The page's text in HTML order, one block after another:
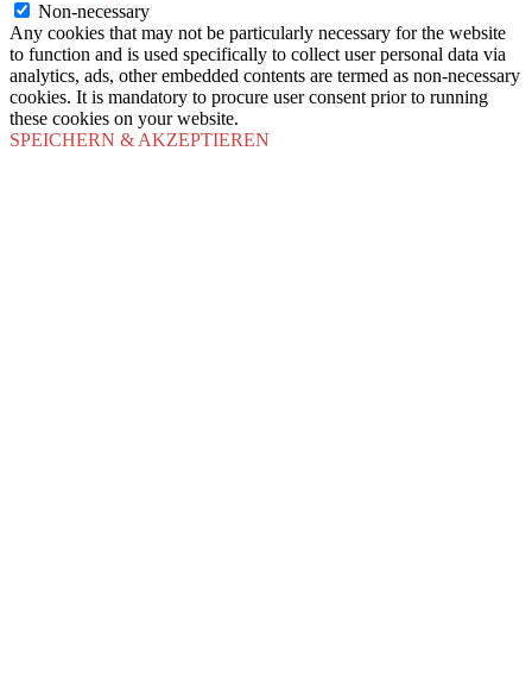
Non-necessary
Any cookies that may not be particularly necessary for the website
to function and is used specifically to collect user personal data via
analytics, ads, other embedded contents are termed as non-necessary
cookies. It is mandatory to procure user consent prior to running
these cookies on your website.
SPEICHERN & AKZEPTIEREN